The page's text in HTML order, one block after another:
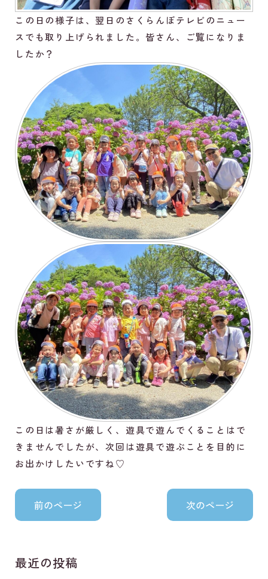
この日の様子は、翌日のさくらんぼテレビのニュー
スでも取り上げられました。皆さん、ご覧になりま
したか？
この日は暑さが厳しく、遊具で遊んでくることはで
きませんでしたが、次回は遊具で遊ぶことを目的に
お出かけしたいですね♡
最近の投稿